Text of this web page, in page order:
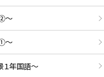
②～
①～
１年国語～